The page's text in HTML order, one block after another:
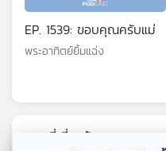
EP. 1539: ขอบคุณครับแม่
พระอาทิตย์ยิ้มแฉ่ง
ตอนที่เกี่ยวข้อง